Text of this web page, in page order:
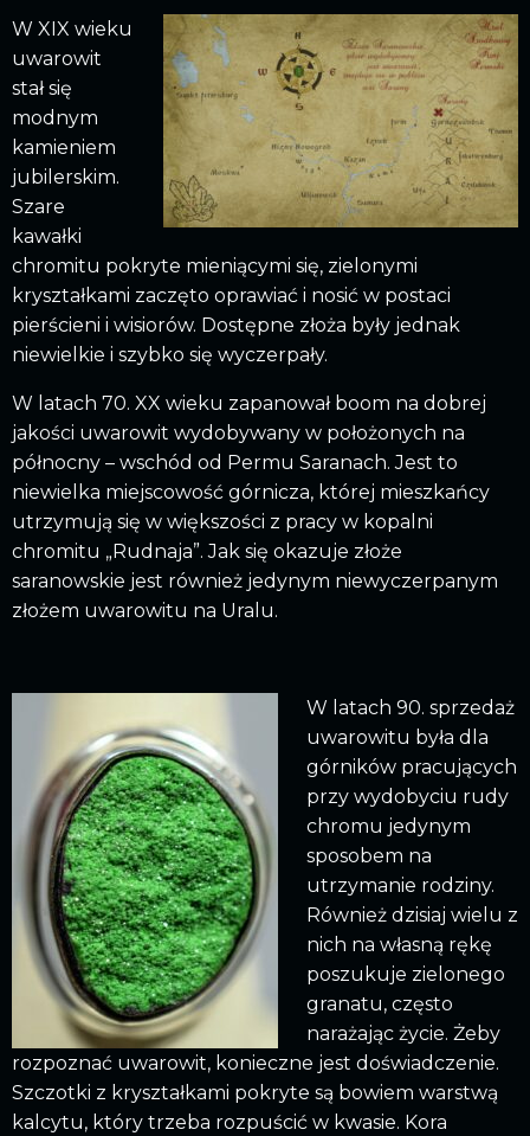
W XIX wieku
uwarowit
stał się
modnym
kamieniem
jubilerskim.
Szare
kawałki
chromitu pokryte mieniącymi się, zielonymi
kryształkami zaczęto oprawiać i nosić w postaci
pierścieni i wisiorów. Dostępne złoża były jednak
niewielkie i szybko się wyczerpały.
W latach 70. XX wieku zapanował boom na dobrej
jakości uwarowit wydobywany w położonych na
północny – wschód od Permu Saranach. Jest to
niewielka miejscowość górnicza, której mieszkańcy
utrzymują się w większości z pracy w kopalni
chromitu „Rudnaja”. Jak się okazuje złoże
saranowskie jest również jedynym niewyczerpanym
złożem uwarowitu na Uralu.
W latach 90. sprzedaż
uwarowitu była dla
górników pracujących
przy wydobyciu rudy
chromu jedynym
sposobem na
utrzymanie rodziny.
Również dzisiaj wielu z
nich na własną rękę
poszukuje zielonego
granatu, często
narażając życie. Żeby
rozpoznać uwarowit, konieczne jest doświadczenie.
Szczotki z kryształkami pokryte są bowiem warstwą
kalcytu, który trzeba rozpuścić w kwasie. Kora